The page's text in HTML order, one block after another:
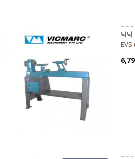
빅막
EVS